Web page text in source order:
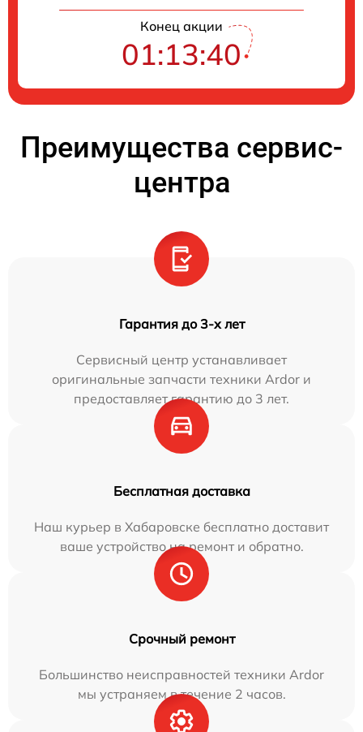
Конец акции
01:13:40
Преимущества сервис-
центра
Гарантия до 3-х лет
Сервисный центр устанавливает
оригинальные запчасти техники Ardor и
предоставляет гарантию до 3 лет.
Бесплатная доставка
Наш курьер в Хабаровске бесплатно доставит
ваше устройство на ремонт и обратно.
Срочный ремонт
Большинство неисправностей техники Ardor
мы устраняем в течение 2 часов.